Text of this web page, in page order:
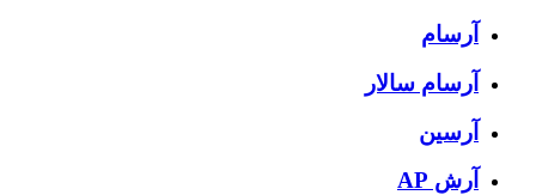
آرسام
آرسام سالار
آرسین
آرش AP